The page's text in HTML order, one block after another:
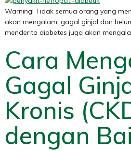
Warning! Tidak semua orang yang
akan mengalami gagal ginjal dan
menderita diabetes juga akan
Cara
Gagal
Kronis
dengan